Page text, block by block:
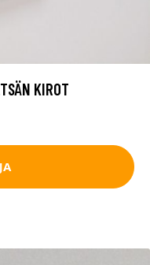
KIROT